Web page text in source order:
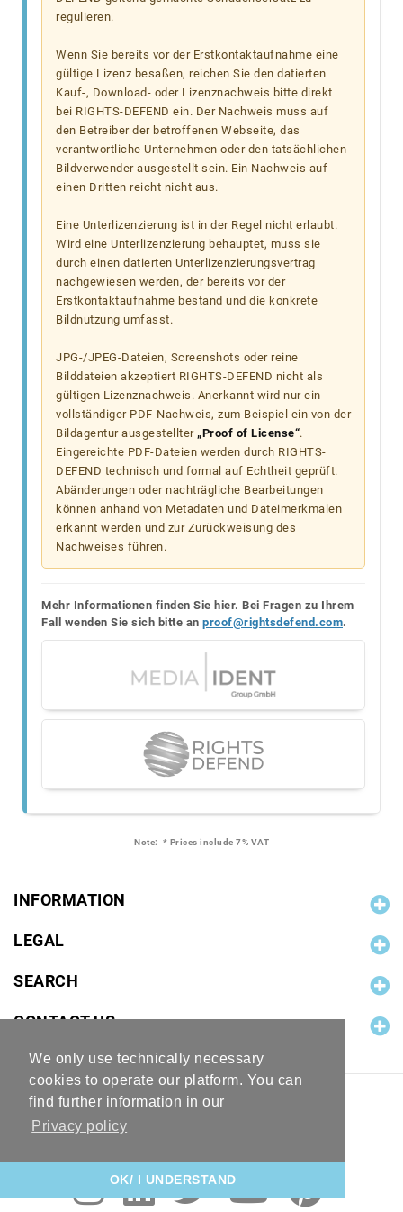
We only use technically necessary
cookies to operate our platform. You can
find further information in our
Privacy policy
OK/ I UNDERSTAND
regulieren.
Wenn Sie bereits vor der Erstkontaktaufnahme eine
gültige Lizenz besaßen, reichen Sie den datierten
Kauf-, Download- oder Lizenznachweis bitte direkt
bei RIGHTS-DEFEND ein. Der Nachweis muss auf
den Betreiber der betroffenen Webseite, das
verantwortliche Unternehmen oder den tatsächlichen
Bildverwender ausgestellt sein. Ein Nachweis auf
einen Dritten reicht nicht aus.
Eine Unterlizenzierung ist in der Regel nicht erlaubt.
Wird eine Unterlizenzierung behauptet, muss sie
durch einen datierten Unterlizenzierungsvertrag
nachgewiesen werden, der bereits vor der
Erstkontaktaufnahme bestand und die konkrete
Bildnutzung umfasst.
JPG-/JPEG-Dateien, Screenshots oder reine
Bilddateien akzeptiert RIGHTS-DEFEND nicht als
gültigen Lizenznachweis. Anerkannt wird nur ein
vollständiger PDF-Nachweis, zum Beispiel ein von der
Bildagentur ausgestellter „Proof of License“.
Eingereichte PDF-Dateien werden durch RIGHTS-
DEFEND technisch und formal auf Echtheit geprüft.
Abänderungen oder nachträgliche Bearbeitungen
können anhand von Metadaten und Dateimerkmalen
erkannt werden und zur Zurückweisung des
Nachweises führen.
Mehr Informationen finden Sie hier. Bei Fragen zu Ihrem
Fall wenden Sie sich bitte an proof@rightsdefend.com.
Note: * Prices include 7% VAT
INFORMATION
LEGAL
SEARCH
CONTACT US